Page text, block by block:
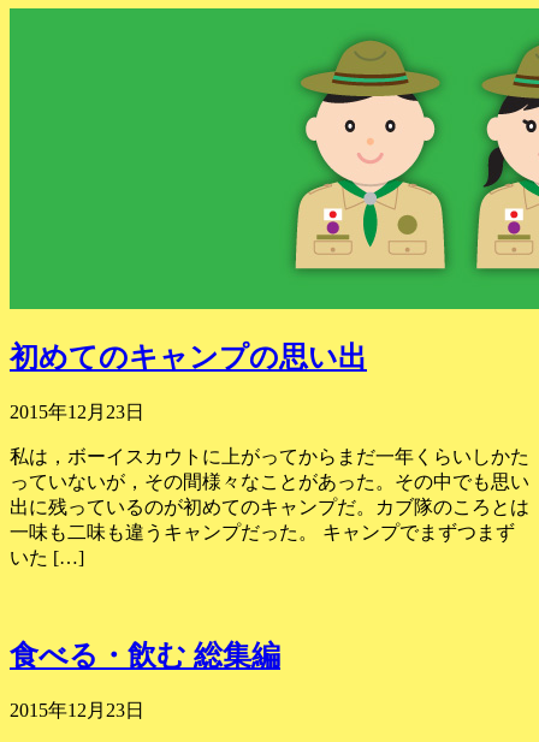
初めてのキャンプの思い出
2015年12月23日
私は，ボーイスカウトに上がってからまだ一年くらいしかた
っていないが，その間様々なことがあった。その中でも思い
出に残っているのが初めてのキャンプだ。カブ隊のころとは
一味も二味も違うキャンプだった。 キャンプでまずつまず
いた […]
食べる・飲む 総集編
2015年12月23日